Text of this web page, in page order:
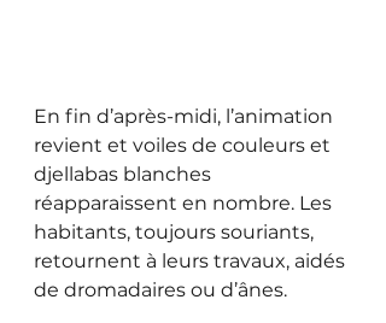
En fin d’après-midi, l’animation
revient et voiles de couleurs et
djellabas blanches
réapparaissent en nombre. Les
habitants, toujours souriants,
retournent à leurs travaux, aidés
de dromadaires ou d’ânes.